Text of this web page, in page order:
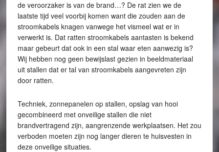
de veroorzaker is van de brand…? De rat zien we de
laatste tijd veel voorbij komen want die zouden aan de
stroomkabels knagen vanwege het vismeel wat er in
verwerkt is. Dat ratten stroomkabels aantasten is bekend
maar gebeurt dat ook in een stal waar eten aanwezig is?
Wij hebben nog geen bewijslast gezien in beeldmateriaal
uit stallen dat er tal van stroomkabels aangevreten zijn
door ratten.
Techniek, zonnepanelen op stallen, opslag van hooi
gecombineerd met onveilige stallen die niet
brandvertragend zijn, aangrenzende werkplaatsen. Het zou
verboden moeten zijn nog langer dieren te huisvesten in
deze onveilige situaties.